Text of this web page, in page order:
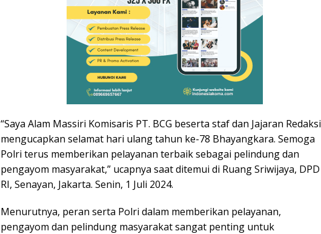
“Saya Alam Massiri Komisaris PT. BCG beserta staf dan Jajaran Redaksi
mengucapkan selamat hari ulang tahun ke-78 Bhayangkara. Semoga
Polri terus memberikan pelayanan terbaik sebagai pelindung dan
pengayom masyarakat,” ucapnya saat ditemui di Ruang Sriwijaya, DPD
RI, Senayan, Jakarta. Senin, 1 Juli 2024.
Menurutnya, peran serta Polri dalam memberikan pelayanan,
pengayom dan pelindung masyarakat sangat penting untuk